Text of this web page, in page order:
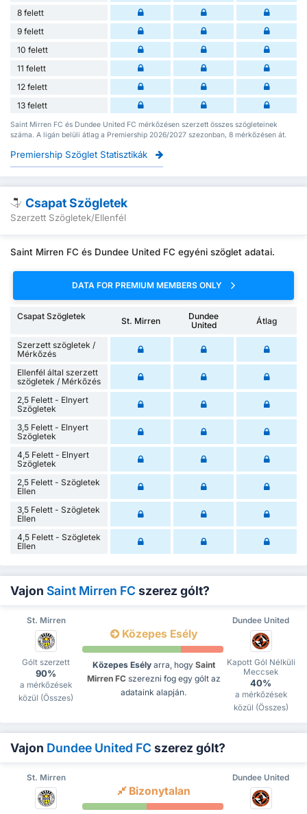
8 felett
9 felett
10 felett
11 felett
12 felett
13 felett
Saint Mirren FC és Dundee United FC mérkőzésen szerzett összes szögleteinek
száma. A ligán belüli átlag a Premiership 2026/2027 szezonban, 8 mérkőzésen át.
Premiership Szöglet Statisztikák
Csapat Szögletek
Szerzett Szögletek/Ellenfél
Saint Mirren FC és Dundee United FC egyéni szöglet adatai.
DATA FOR PREMIUM MEMBERS ONLY
Csapat Szögletek St. Mirren
Dundee
United
Átlag
Szerzett szögletek /
Mérkőzés
Ellenfél által szerzett
szögletek / Mérkőzés
2,5 Felett - Elnyert
Szögletek
3,5 Felett - Elnyert
Szögletek
4,5 Felett - Elnyert
Szögletek
2,5 Felett - Szögletek
Ellen
3,5 Felett - Szögletek
Ellen
4,5 Felett - Szögletek
Ellen
Vajon Saint Mirren FC szerez gólt?
St. Mirren Dundee United
Gólt szerzett
90%
a mérkőzések
közül (Összes)
Közepes Esély
Közepes Esélyarra, hogy Saint
Mirren FCszerezni fog egy gólt az
adataink alapján.
Kapott Gól Nélküli
Meccsek
40%
a mérkőzések
közül (Összes)
Vajon Dundee United FC szerez gólt?
St. Mirren Dundee United
Bizonytalan